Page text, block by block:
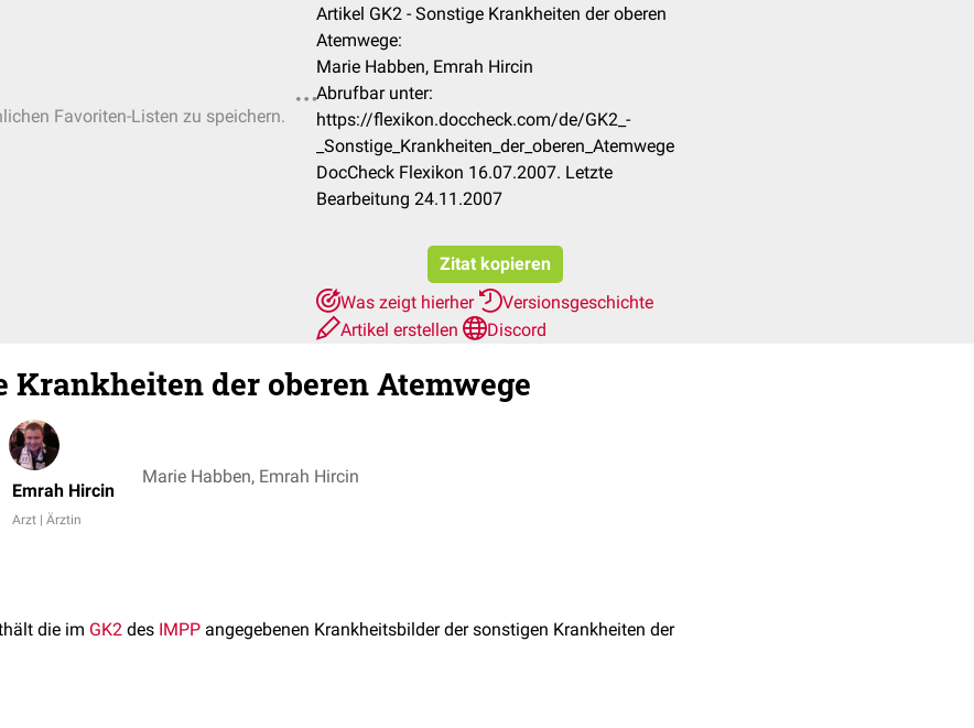
Favoriten-Listen zu speichern.
Artikel GK2 - Sonstige Krankheiten der oberen
Atemwege:
Marie Habben, Emrah Hircin
Abrufbar unter:
https://flexikon.doccheck.com/de/GK2_-
_Sonstige_Krankheiten_der_oberen_Atemwege
DocCheck Flexikon 16.07.2007. Letzte
Bearbeitung 24.11.2007
Zitat kopieren
Was zeigt hierher
Versionsgeschichte
Artikel erstellen
Discord
Krankheiten der oberen Atemwege
Emrah Hircin
Arzt | Ärztin
Marie Habben, Emrah Hircin
die im GK2 des IMPP angegebenen Krankheitsbilder der sonstigen Krankheiten der